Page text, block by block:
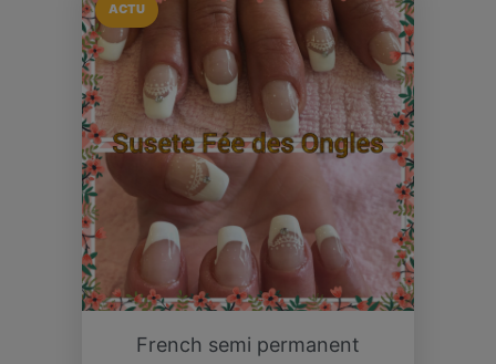
ACTU
French semi permanent